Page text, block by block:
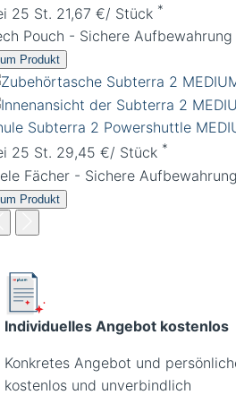
25 St. 21,67 €/ Stück *
Pouch - Sichere
Produkt
Subterra 2 Powershuttle
25 St. 29,45 €/ Stück *
Fächer - Sichere
Produkt
Individuelles Angebot kostenlos
Konkretes Angebot und
kostenlos und unverbindlich